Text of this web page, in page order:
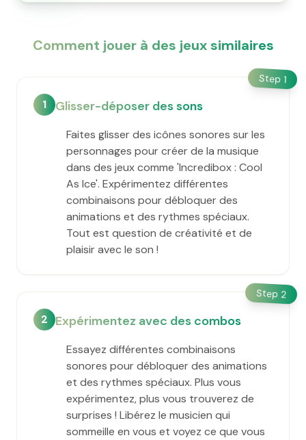
Comment jouer à des jeux similaires
Step 1
1 Glisser-déposer des sons
Faites glisser des icônes sonores sur les
personnages pour créer de la musique
dans des jeux comme 'Incredibox : Cool
As Ice'. Expérimentez différentes
combinaisons pour débloquer des
animations et des rythmes spéciaux.
Tout est question de créativité et de
plaisir avec le son !
Step 2
2 Expérimentez avec des combos
Essayez différentes combinaisons
sonores pour débloquer des animations
et des rythmes spéciaux. Plus vous
expérimentez, plus vous trouverez de
surprises ! Libérez le musicien qui
sommeille en vous et voyez ce que vous